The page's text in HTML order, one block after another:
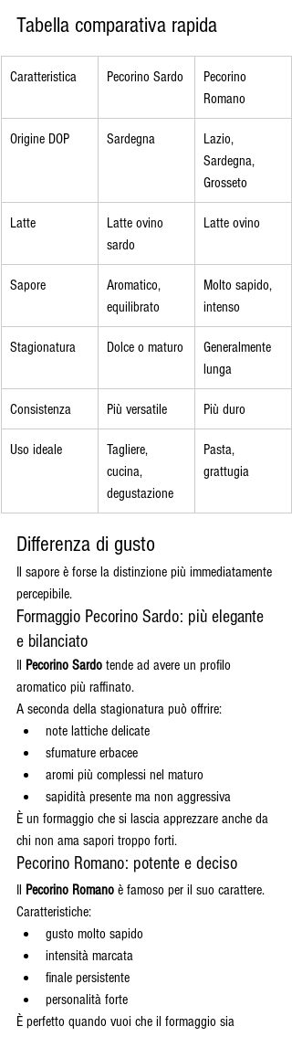
Tabella comparativa rapida
Caratteristica Pecorino Sardo
Pecorino
Romano
Origine DOP Sardegna
Lazio,
Sardegna,
Grosseto
Latte
Latte ovino
sardo
Latte ovino
Sapore
Aromatico,
equilibrato
Molto sapido,
intenso
Stagionatura Dolce o maturo
Generalmente
lunga
Consistenza Più versatile Più duro
Uso ideale
Tagliere,
cucina,
degustazione
Pasta,
grattugia
Differenza di gusto
Il sapore è forse la distinzione più immediatamente
percepibile.
Formaggio Pecorino Sardo: più elegante
e bilanciato
Il Pecorino Sardo tende ad avere un profilo
aromatico più raffinato.
A seconda della stagionatura può offrire:
note lattiche delicate
sfumature erbacee
aromi più complessi nel maturo
sapidità presente ma non aggressiva
È un formaggio che si lascia apprezzare anche da
chi non ama sapori troppo forti.
Pecorino Romano: potente e deciso
Il Pecorino Romano è famoso per il suo carattere.
Caratteristiche:
gusto molto sapido
intensità marcata
finale persistente
personalità forte
È perfetto quando vuoi che il formaggio sia